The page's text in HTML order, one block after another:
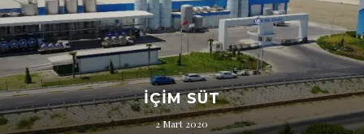
İÇIM SÜT
2 Mart 2020